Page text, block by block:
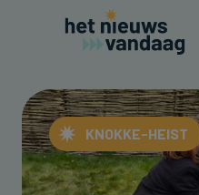
KNOKKE-HEIST